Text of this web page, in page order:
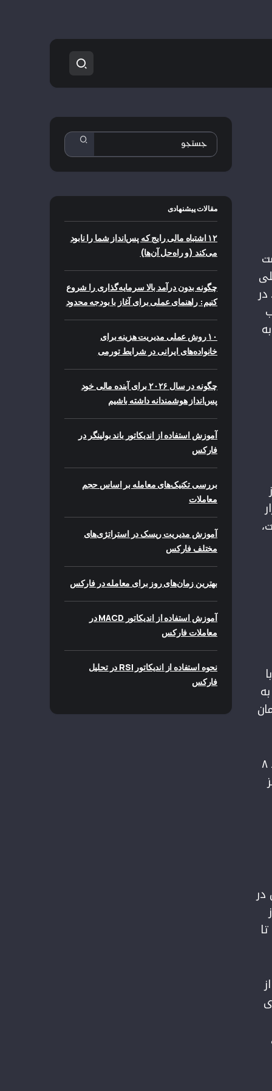
تا ۱۰۰ هزار
در ۱۰ سال به
تومان
حتی با ۵۰ هزار تومان در ماه و بازدهی متوسط ۱۵ درصد سالانه، پس از ۱۰ سال حدود ۸
در
دارید، اگر فقط در سپرده‌های بانکی با سود ۱۸ درصد نگهداری شود، تا سال آینده ۱۵ تا
مقالات پیشنهادی
۱۲ اشتباه مالی رایج که پس‌انداز شما را نابود
می‌کند (و راه‌حل آن‌ها)
چگونه بدون درآمد بالا سرمایه‌گذاری را شروع
کنیم: راهنمای عملی برای آغاز با بودجه محدود
۱۰ روش عملی مدیریت هزینه برای
خانواده‌های ایرانی در شرایط تورمی
چگونه در سال ۲۰۲۶ برای آینده مالی خود
پس‌انداز هوشمندانه داشته باشیم
آموزش استفاده از اندیکاتور باند بولینگر در
فارکس
بررسی تکنیک‌های معامله بر اساس حجم
معاملات
آموزش مدیریت ریسک در استراتژی‌های
مختلف فارکس
بهترین زمان‌های روز برای معامله در فارکس
آموزش استفاده از اندیکاتور MACD در
معاملات فارکس
نحوه استفاده از اندیکاتور RSI در تحلیل
فارکس